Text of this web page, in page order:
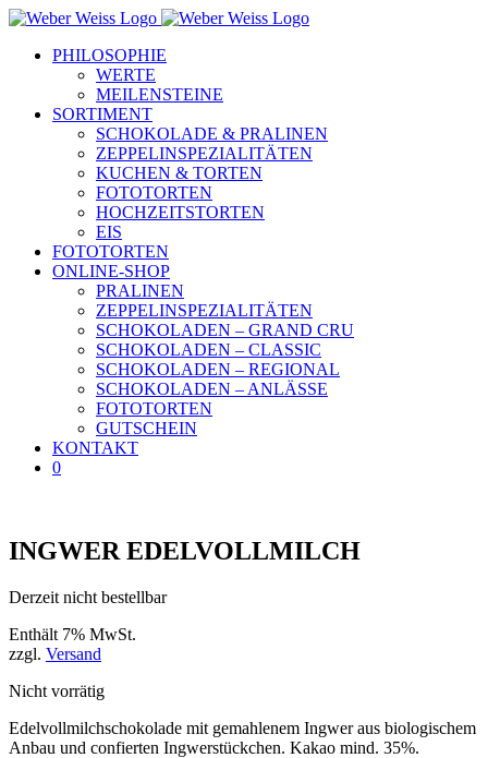
Skip
contentPHILOSOPHIE
WERTE
MEILENSTEINE
SORTIMENT
SCHOKOLADE & PRALINEN
ZEPPELINSPEZIALITÄTEN
KUCHEN & TORTEN
FOTOTORTEN
HOCHZEITSTORTEN
EIS
FOTOTORTEN
ONLINE-SHOP
PRALINEN
ZEPPELINSPEZIALITÄTEN
SCHOKOLADEN – GRAND CRU
SCHOKOLADEN – CLASSIC
SCHOKOLADEN – REGIONAL
SCHOKOLADEN – ANLÄSSE
FOTOTORTEN
GUTSCHEIN
KONTAKT
0
INGWER EDELVOLLMILCH
Derzeit nicht bestellbar
Enthält 7% MwSt.
zzgl. Versand
Nicht vorrätig
Edelvollmilchschokolade mit gemahlenem Ingwer aus biologischem
Anbau und confierten Ingwerstückchen. Kakao mind. 35%.